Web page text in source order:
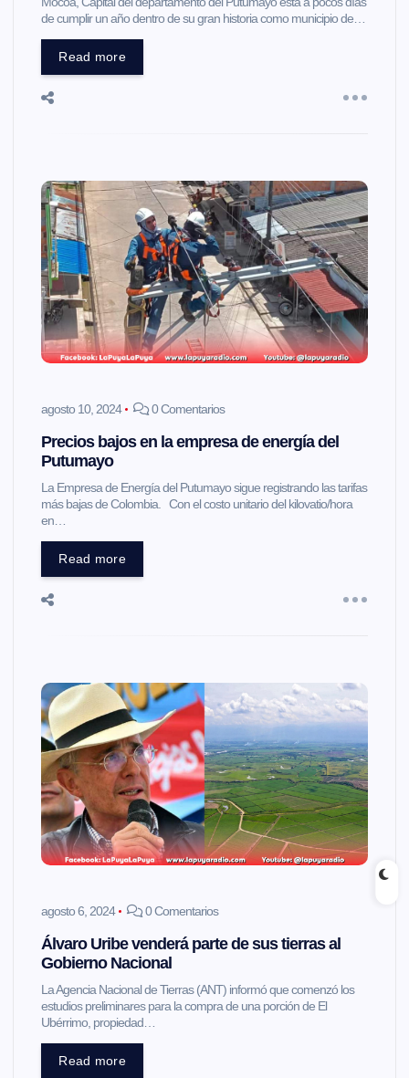
de cumplir un año dentro de su gran historia como municipio de…
Read more
agosto 10, 2024 0 Comentarios
Precios bajos en la empresa de energía del
Putumayo
La Empresa de Energía del Putumayo sigue registrando las tarifas
más bajas de Colombia. Con el costo unitario del kilovatio/hora
en…
Read more
agosto 6, 2024 0 Comentarios
Álvaro Uribe venderá parte de sus tierras al
Gobierno Nacional
La Agencia Nacional de Tierras (ANT) informó que comenzó los
estudios preliminares para la compra de una porción de El
Ubérrimo, propiedad…
Read more